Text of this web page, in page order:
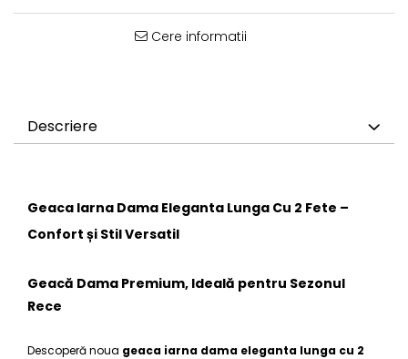
Cere informatii
Descriere
Geaca Iarna Dama Eleganta Lunga Cu 2 Fete –
Confort și Stil Versatil
Geacă Dama Premium, Ideală pentru Sezonul
Rece
Descoperă noua geaca iarna dama eleganta lunga cu 2